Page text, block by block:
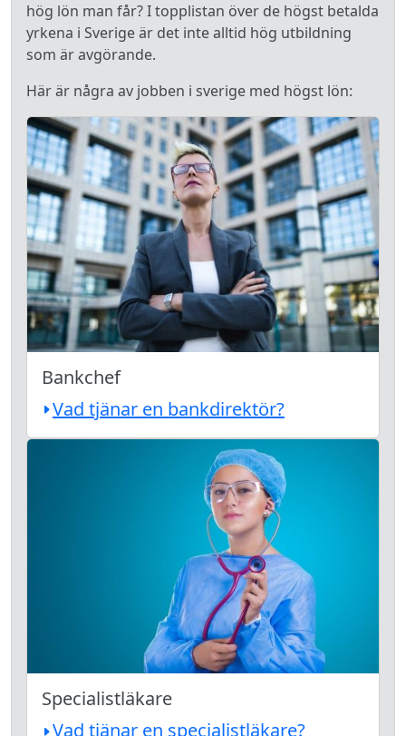
hög lön man får? I topplistan över de högst betalda
yrkena i Sverige är det inte alltid hög utbildning
som är avgörande.
Här är några av jobben i sverige med högst lön:
Bankchef
Vad tjänar en bankdirektör?
Specialistläkare
Vad tjänar en specialistläkare?